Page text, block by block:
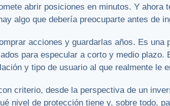
abrir posiciones en minutos. Y ahora
algo que debería preocuparte antes de
acciones y guardarlas años. Es una
para especular a corto y medio plazo.
y tipo de usuario al que realmente le
criterio, desde la perspectiva de un
nivel de protección tiene y, sobre todo,